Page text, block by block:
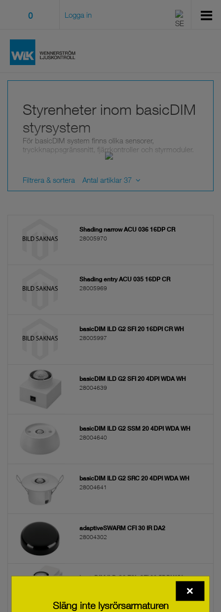
0 Logga in
Styrenheter inom basicDIM
styrsystem
För basicDIM system finns olika sensorer,
tryckknappsgränssnitt, fjärrkontroller och styrmoduler.
Filtrera & sortera Antal artiklar 37
Shading narrow ACU 036 16DP CR
28005970
Shading entry ACU 035 16DP CR
28005969
basicDIM ILD G2 SFI 20 16DPI CR WH
28005997
basicDIM ILD G2 SFI 20 4DPI WDA WH
28004639
basicDIM ILD G2 SSM 20 4DPI WDA WH
28004640
basicDIM ILD G2 SRC 20 4DPI WDA WH
28004641
adaptiveSWARM CFI 30 IR DA2
28004302
basicDIM ILD G2 FSL SFI 30 5DPI WH
Släng inte lysrörsarmaturen